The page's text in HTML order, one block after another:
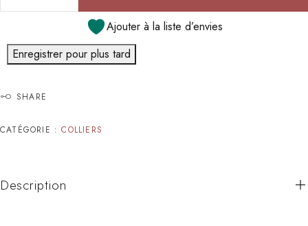
Ajouter à la liste d’envies
Enregistrer pour plus tard
SHARE
CATÉGORIE :COLLIERS
Description